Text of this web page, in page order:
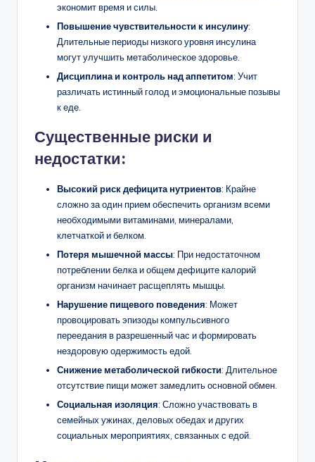
экономит время и силы.
Повышение чувствительности к инсулину:
Длительные периоды низкого уровня инсулина
могут улучшить метаболическое здоровье.
Дисциплина и контроль над аппетитом: Учит
различать истинный голод и эмоциональные позывы
к еде.
Существенные риски и
недостатки:
Высокий риск дефицита нутриентов: Крайне
сложно за один прием обеспечить организм всеми
необходимыми витаминами, минералами,
клетчаткой и белком.
Потеря мышечной массы: При недостаточном
потреблении белка и общем дефиците калорий
организм начинает расщеплять мышцы.
Нарушение пищевого поведения: Может
провоцировать эпизоды компульсивного
переедания в разрешенный час и формировать
нездоровую одержимость едой.
Снижение метаболической гибкости: Длительное
отсутствие пищи может замедлить основной обмен.
Социальная изоляция: Сложно участвовать в
семейных ужинах, деловых обедах и других
социальных мероприятиях, связанных с едой.